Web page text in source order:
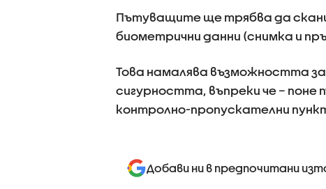
Пътуващите ще трябва да
биометрични данни (снимка и
Това намалява възможността
сигурността, въпреки че – поне
контролно-пропускателни
Добави ни в предпочитани